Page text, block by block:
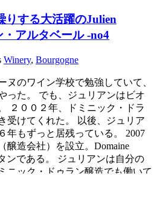
りする大活躍のJulien
アルタベール -no4
Winery, Bourgogne
ヌのワイン学校で勉強していて、
った。 でも、ジュリアンはビオ
２００２年、ドミニック・ドラ
受けてくれた。 以後、ジュリア
年もずっと居残っている。 2007
醸造会社）を設立。Domaine
ンである。 ジュリアンは自分の
ニック・ドゥラン醸造でも働いて
、正式にドミニック・ドゥラン
ーヌ・ドミニック・ドゥラン醸造
りジュリアンは、今、二つのド